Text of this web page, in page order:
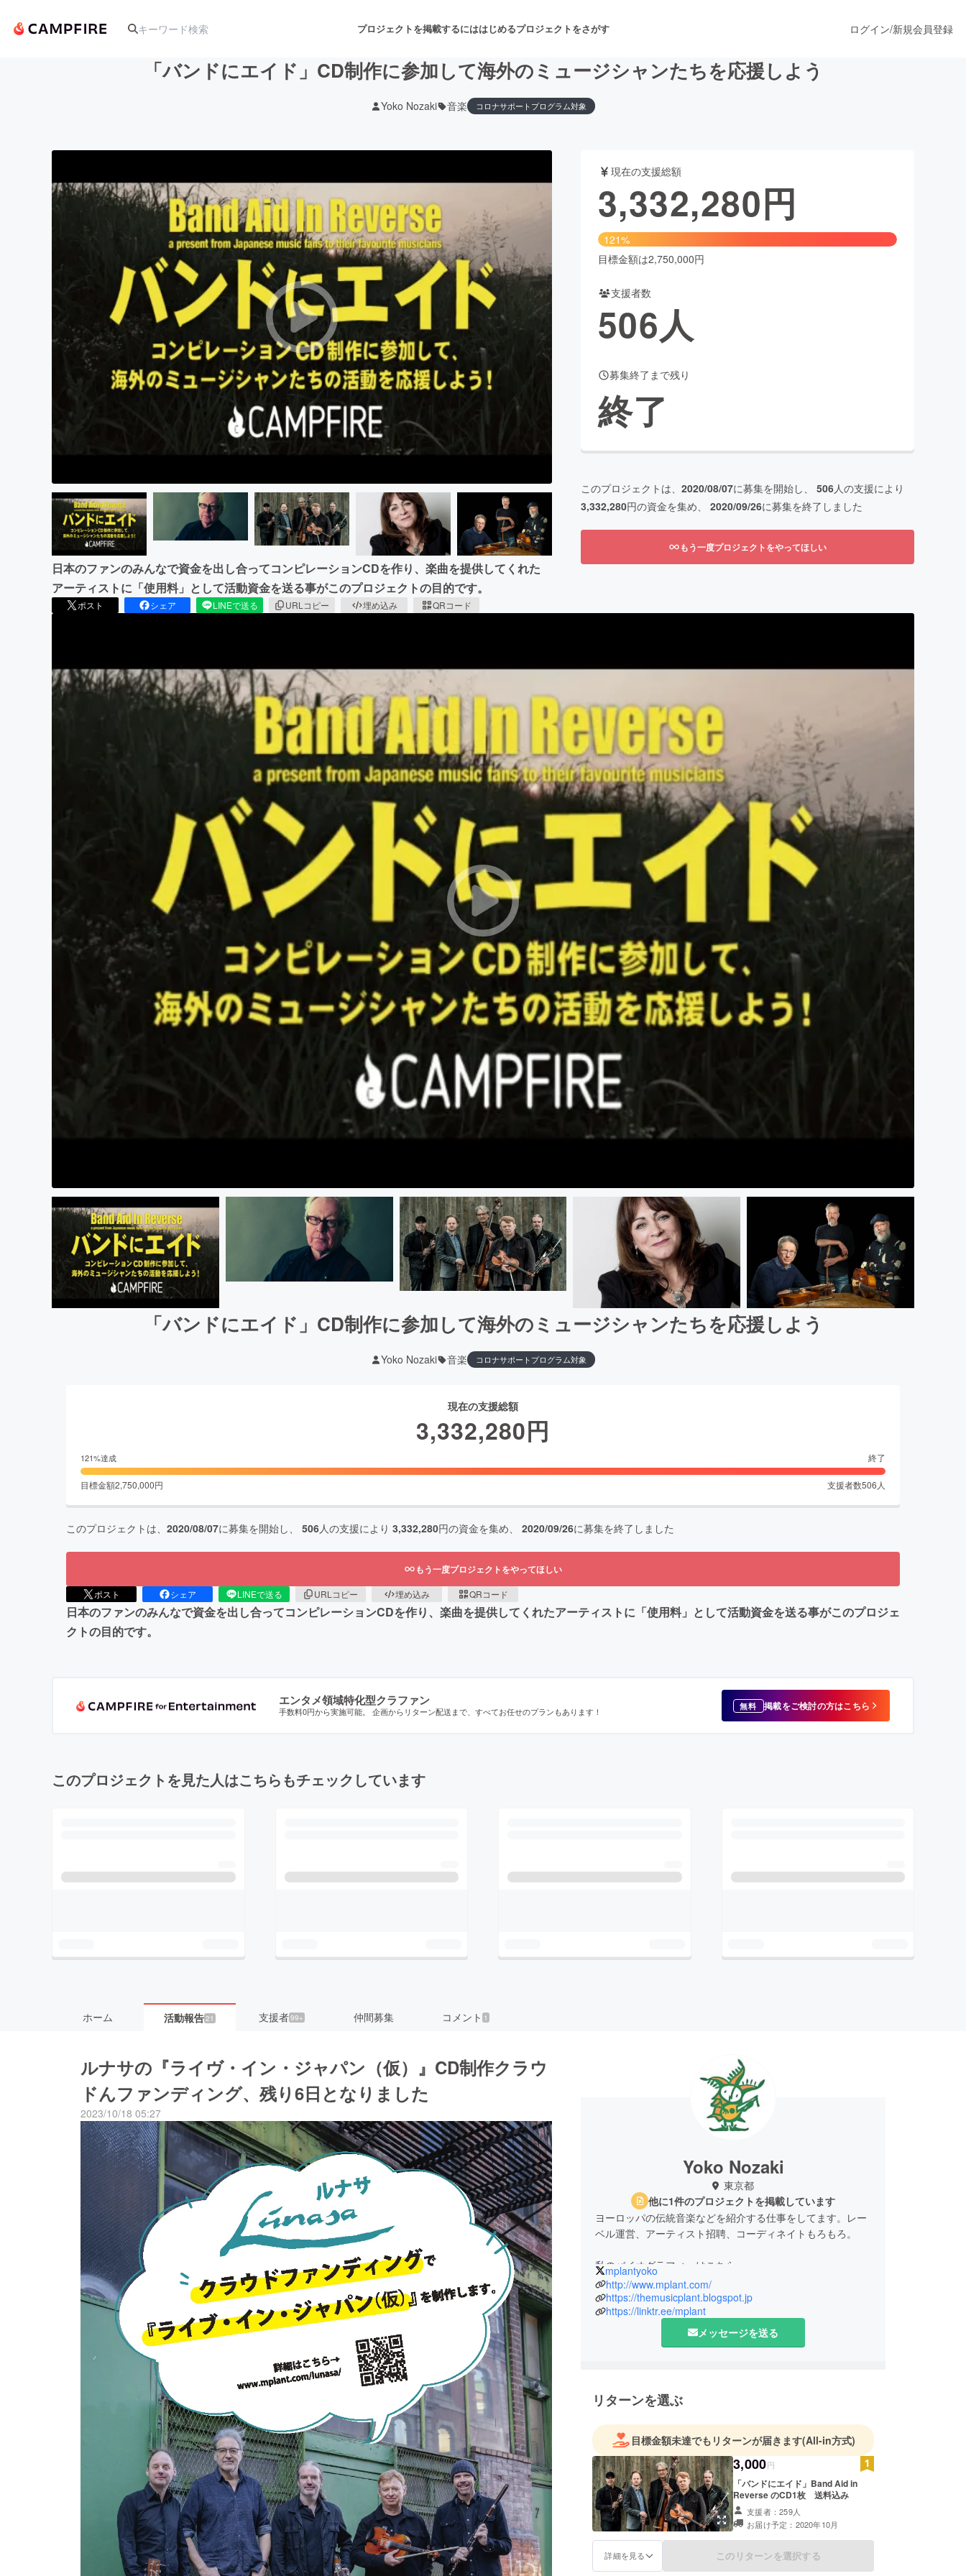
プロジェクトを掲載するにははじめるプロジェクトをさがす
舞台・パフォーマンス
テクノロジー・ガジェット ゲーム・サービス開発 フード・飲食店 ファッション
映像・映画 書籍・雑誌出版 アニメ・漫画
ビジネス・起業 ビューティー・ヘルスケア
まちづくり・地域活性化
CAMPFIRE for Social Good
ログイン/新規会員登録
「バンドにエイド」CD制作に参加して海外のミュージシャンたちを応援しよう
Yoko Nozaki 音楽 コロナサポートプログラム対象
日本のファンのみんなで資金を出し合ってコンピレーションCDを作り、楽曲を提供してくれた
アーティストに「使用料」として活動資金を送る事がこのプロジェクトの目的です。
ポスト シェア LINEで送る URLコピー 埋め込み QRコード
現在の支援総額
3,332,280円
121%
目標金額は2,750,000円
支援者数
506人
募集終了まで残り
終了
このプロジェクトは、 2020/08/07に募集を開始し、 506人の支援により
3,332,280円の資金を集め、 2020/09/26に募集を終了しました
もう一度プロジェクトをやってほしい
「バンドにエイド」CD制作に参加して海外のミュージシャンたちを応援しよう
Yoko Nozaki 音楽 コロナサポートプログラム対象
現在の支援総額
3,332,280円
121%達成 終了
目標金額2,750,000円 支援者数506人
このプロジェクトは、 2020/08/07に募集を開始し、 506人の支援により 3,332,280円の資金を集め、 2020/09/26に募集を終了しました
もう一度プロジェクトをやってほしい
ポスト シェア LINEで送る URLコピー 埋め込み QRコード
日本のファンのみんなで資金を出し合ってコンピレーションCDを作り、楽曲を提供してくれたアーティストに「使用料」として活動資金を送る事がこのプロジェ
クトの目的です。
エンタメ領域特化型クラファン
手数料0円から実施可能。 企画からリターン配送まで、すべてお任せのプランもあります！ 無料 掲載をご検討の方はこちら
このプロジェクトを見た人はこちらもチェックしています
ホーム 活動報告 21 支援者99+ 仲間募集 コメント 1
ルナサの『ライヴ・イン・ジャパン（仮）』CD制作クラウ
ドんファンディング、残り6日となりました
2023/10/18 05:27
Yoko Nozaki
東京都
他に1件のプロジェクトを掲載しています
ヨーロッパの伝統音楽などを紹介する仕事をしてます。レー
ベル運営、アーティスト招聘、コーディネイトもろもろ。
私のバイオグラフィーはこちら
http://www.mplant.com/about.html
mplantyoko
http://www.mplant.com/
https://themusicplant.blogspot.jp
https://linktr.ee/mplant
メッセージを送る
リターンを選ぶ
目標金額未達でもリターンが届きます(All-in方式)
3,000円
「バンドにエイド」Band Aid in
Reverse のCD1枚 送料込み
支援者：259人
お届け予定：2020年10月
詳細を見る このリターンを選択する